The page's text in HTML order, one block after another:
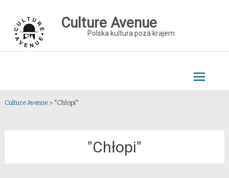
content
Culture Avenue
Polska kultura poza krajem
Culture Avenue> "Chłopi"
"Chłopi"